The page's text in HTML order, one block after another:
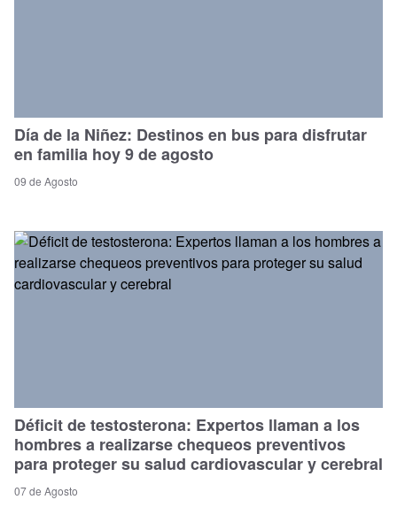
Día de la Niñez: Destinos en bus para disfrutar
en familia hoy 9 de agosto
09 de Agosto
Déficit de testosterona: Expertos llaman a los
hombres a realizarse chequeos preventivos
para proteger su salud cardiovascular y cerebral
07 de Agosto